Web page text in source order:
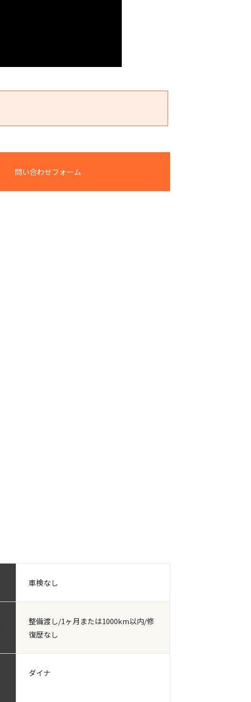
問い合わせフォーム
車検なし
整備渡し/1ヶ月または1000km以内/修
復歴なし
ダイナ